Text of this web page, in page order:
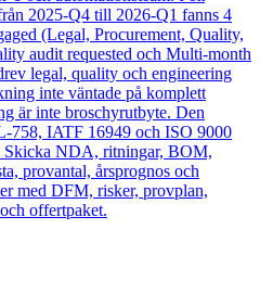
2025-Q4 till 2026-Q1 fanns 4
(Legal, Procurement, Quality,
audit requested och Multi-month
legal, quality och engineering
inte väntade på komplett
är inte broschyrutbyte. Den
758, IATF 16949 och ISO 9000
Skicka NDA, ritningar, BOM,
provantal, årsprognos och
med DFM, risker, provplan,
offertpaket.